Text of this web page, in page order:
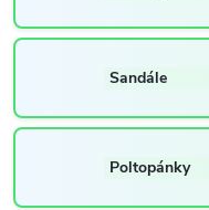
Sandále
Poltopánky